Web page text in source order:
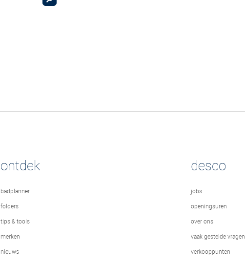
ontdek
badplanner
folders
tips & tools
merken
nieuws
desco
jobs
openingsuren
over ons
vaak gestelde vragen
verkooppunten